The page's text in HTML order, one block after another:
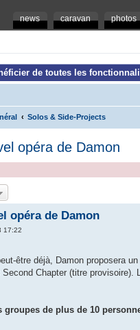
news caravan photos
de toutes les
Solos & Side-Projects
opéra de Damon
opéra de Damon
17:22
être déjà, Damon proposera
Chapter (titre provisoire).
groupes de plus de 10